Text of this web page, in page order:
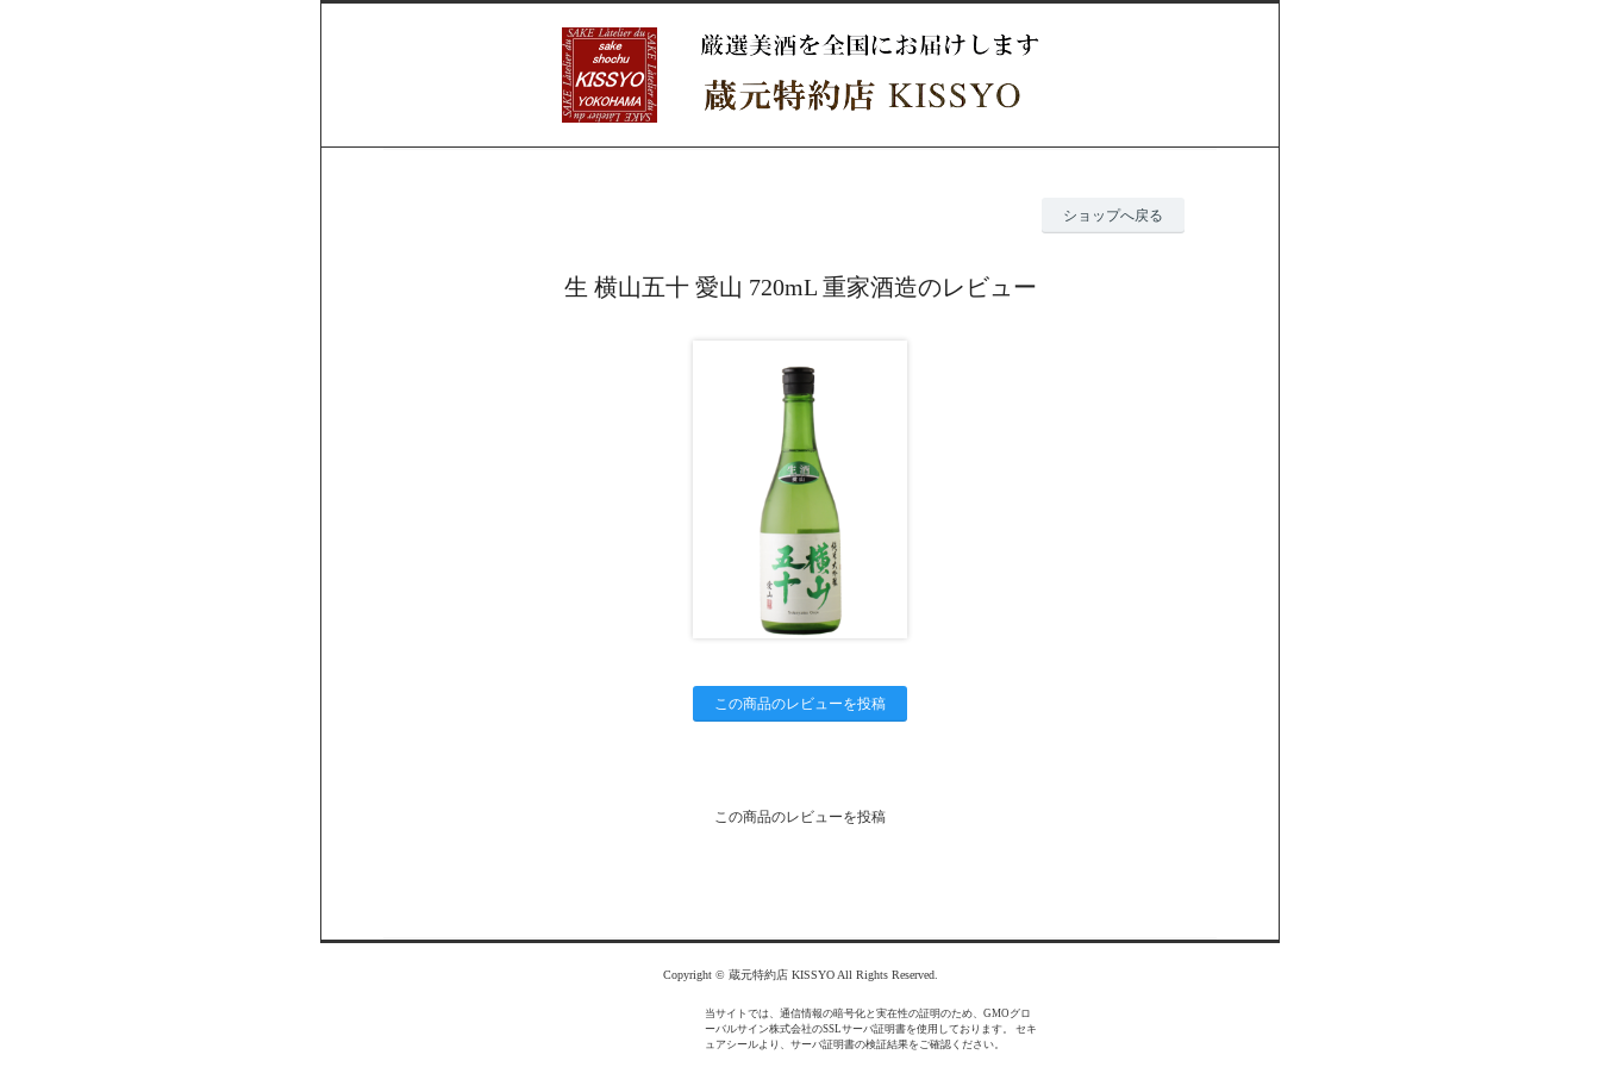
ショップへ戻る
生 横山五十 愛山 720mL 重家酒造のレビュー
この商品のレビューを投稿
この商品のレビューを投稿
Copyright © 蔵元特約店 KISSYO All Rights Reserved.
当サイトでは、通信情報の暗号化と実在性の証明のため、GMOグロ
ーバルサイン株式会社のSSLサーバ証明書を使用しております。 セキ
ュアシールより、サーバ証明書の検証結果をご確認ください。